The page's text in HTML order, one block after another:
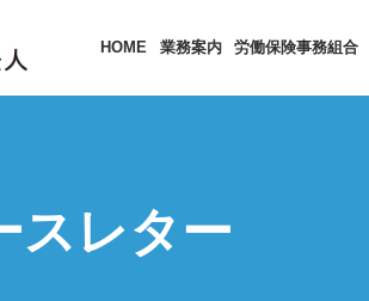
HOME 業務案内 労働保険事務組合
スレター